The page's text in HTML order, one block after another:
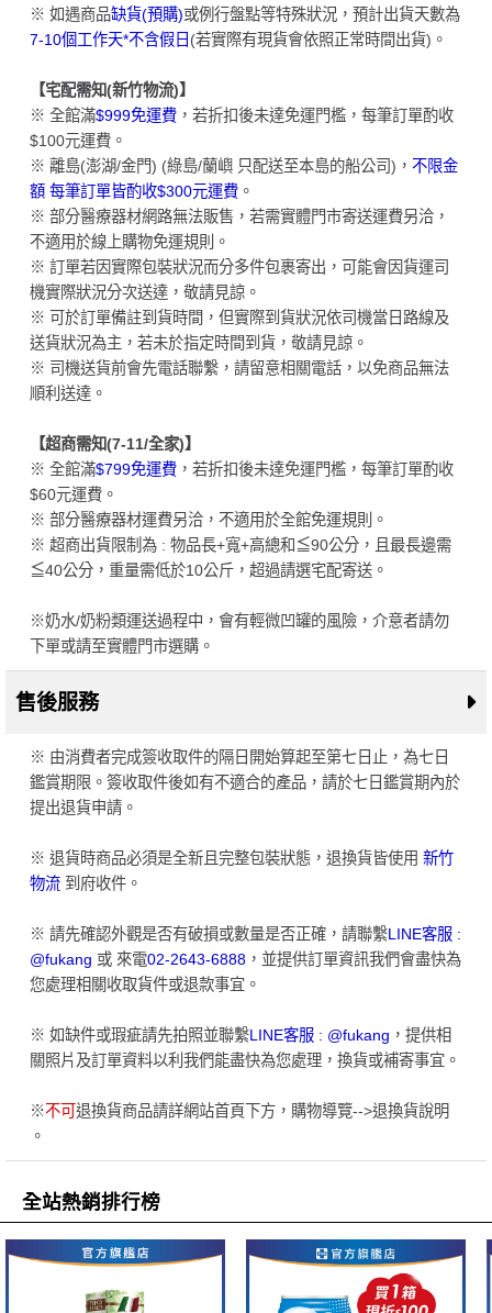
※ 如遇商品缺貨(預購)或例行盤點等特殊狀況，預計出貨天數為
7-10個工作天*不含假日 (若實際有現貨會依照正常時間出貨)。
【宅配需知(新竹物流)】
※ 全館滿$999免運費，若折扣後未達免運門檻，每筆訂單酌收
$100元運費。
※ 離島(澎湖/金門) (綠島/蘭嶼 只配送至本島的船公司)， 不限金
額 每筆訂單皆酌收$300元運費。
※ 部分醫療器材網路無法販售，若需實體門市寄送運費另洽，
不適用於線上購物免運規則。
※ 訂單若因實際包裝狀況而分多件包裹寄出，可能會因貨運司
機實際狀況分次送達，敬請見諒。
※ 可於訂單備註到貨時間，但實際到貨狀況依司機當日路線及
送貨狀況為主，若未於指定時間到貨，敬請見諒。
※ 司機送貨前會先電話聯繫，請留意相關電話，以免商品無法
順利送達。
【超商需知(7-11/全家)】
※ 全館滿$799免運費，若折扣後未達免運門檻，每筆訂單酌收
$60元運費。
※ 部分醫療器材運費另洽，不適用於全館免運規則。
※ 超商出貨限制為 : 物品長+寬+高總和≦90公分，且最長邊需
≦40公分，重量需低於10公斤，超過請選宅配寄送。
※奶水/奶粉類運送過程中，會有輕微凹罐的風險，介意者請勿
下單或請至實體門市選購。
售後服務
※ 由消費者完成簽收取件的隔日開始算起至第七日止，為七日
鑑賞期限。簽收取件後如有不適合的產品，請於七日鑑賞期內於
提出退貨申請。
※ 退貨時商品必須是全新且完整包裝狀態，退換貨皆使用 新竹
物流 到府收件。
※ 請先確認外觀是否有破損或數量是否正確，請聯繫LINE客服 :
@fukang 或 來電02-2643-6888，並提供訂單資訊我們會盡快為
您處理相關收取貨件或退款事宜。
※ 如缺件或瑕疵請先拍照並聯繫LINE客服 : @fukang ，提供相
關照片及訂單資料以利我們能盡快為您處理，換貨或補寄事宜。
※不可 退換貨商品請詳網站首頁下方，購物導覽-->退換貨說明
。
全站熱銷排行榜